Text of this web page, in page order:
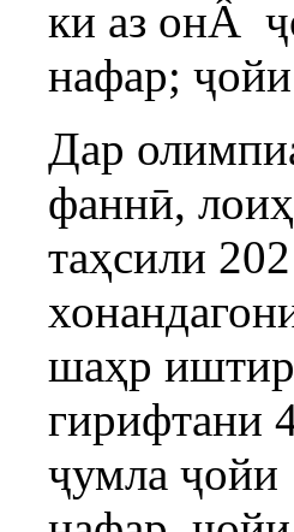
ки аз онÂ
нафар;
Дар
фаннӣ,
таҳсили
шаҳр
гирифтани
ҷумла ҷойи